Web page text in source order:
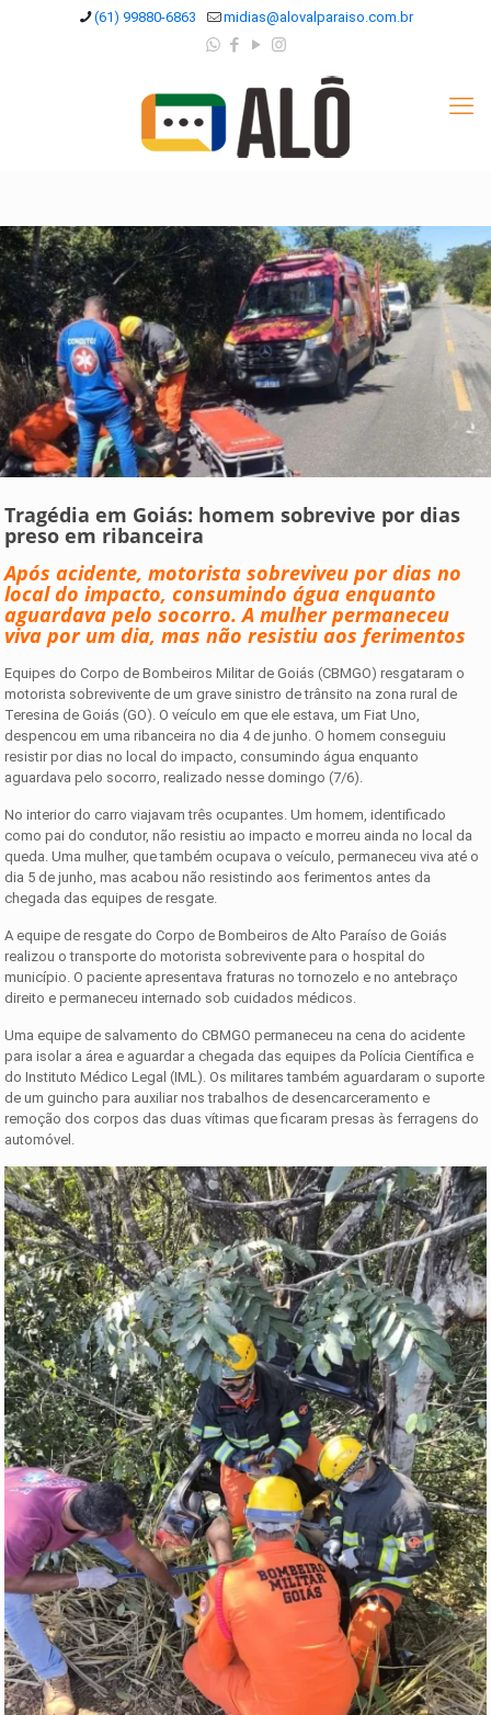
(61) 99880-6863 midias@alovalparaiso.com.br
Tragédia em Goiás: homem sobrevive por dias
preso em ribanceira
Após acidente, motorista sobreviveu por dias no
local do impacto, consumindo água enquanto
aguardava pelo socorro. A mulher permaneceu
viva por um dia, mas não resistiu aos ferimentos
Equipes do Corpo de Bombeiros Militar de Goiás (CBMGO) resgataram o
motorista sobrevivente de um grave sinistro de trânsito na zona rural de
Teresina de Goiás (GO). O veículo em que ele estava, um Fiat Uno,
despencou em uma ribanceira no dia 4 de junho. O homem conseguiu
resistir por dias no local do impacto, consumindo água enquanto
aguardava pelo socorro, realizado nesse domingo (7/6).
No interior do carro viajavam três ocupantes. Um homem, identificado
como pai do condutor, não resistiu ao impacto e morreu ainda no local da
queda. Uma mulher, que também ocupava o veículo, permaneceu viva até o
dia 5 de junho, mas acabou não resistindo aos ferimentos antes da
chegada das equipes de resgate.
A equipe de resgate do Corpo de Bombeiros de Alto Paraíso de Goiás
realizou o transporte do motorista sobrevivente para o hospital do
município. O paciente apresentava fraturas no tornozelo e no antebraço
direito e permaneceu internado sob cuidados médicos.
Uma equipe de salvamento do CBMGO permaneceu na cena do acidente
para isolar a área e aguardar a chegada das equipes da Polícia Científica e
do Instituto Médico Legal (IML). Os militares também aguardaram o suporte
de um guincho para auxiliar nos trabalhos de desencarceramento e
remoção dos corpos das duas vítimas que ficaram presas às ferragens do
automóvel.